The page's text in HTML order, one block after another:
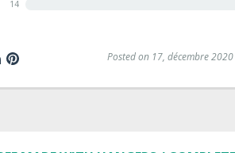
14
Posted on 17, décembre 2020